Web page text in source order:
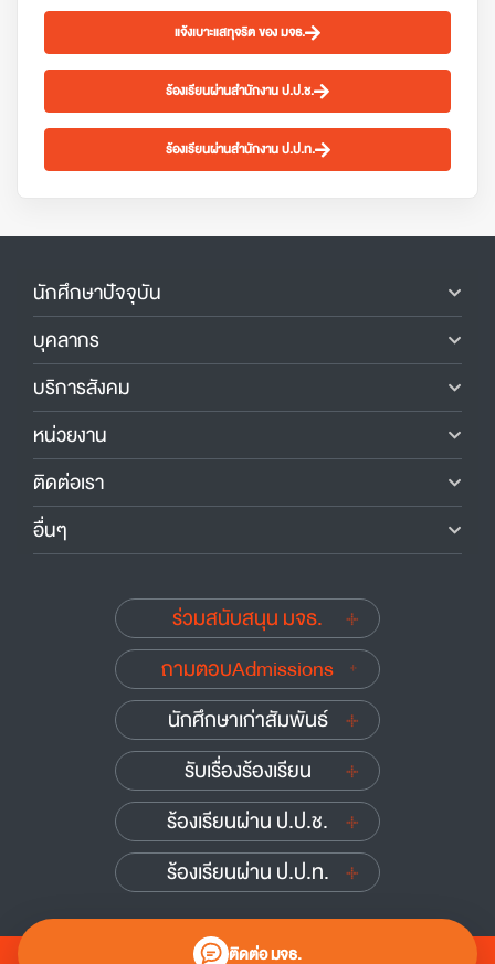
แจ้งเบาะแสทุจริต ของ มจธ.
ร้องเรียนผ่านสำนักงาน ป.ป.ช.
ร้องเรียนผ่านสำนักงาน ป.ป.ท.
ติดต่อ มจธ.
นักศึกษาปัจจุบัน
บุคลากร
บริการสังคม
หน่วยงาน
ติดต่อเรา
อื่นๆ
ร่วมสนับสนุน มจธ.
ถามตอบAdmissions
นักศึกษาเก่าสัมพันธ์
รับเรื่องร้องเรียน
ร้องเรียนผ่าน ป.ป.ช.
ร้องเรียนผ่าน ป.ป.ท.